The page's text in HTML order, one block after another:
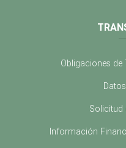
Obligaciones de
Solicitud
Información